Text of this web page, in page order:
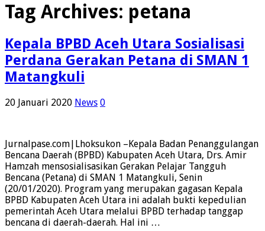
Tag Archives: petana
Kepala BPBD Aceh Utara Sosialisasi
Perdana Gerakan Petana di SMAN 1
Matangkuli
20 Januari 2020 News 0
Jurnalpase.com|Lhoksukon –Kepala Badan Penanggulangan
Bencana Daerah (BPBD) Kabupaten Aceh Utara, Drs. Amir
Hamzah mensosialisasikan Gerakan Pelajar Tangguh
Bencana (Petana) di SMAN 1 Matangkuli, Senin
(20/01/2020). Program yang merupakan gagasan Kepala
BPBD Kabupaten Aceh Utara ini adalah bukti kepedulian
pemerintah Aceh Utara melalui BPBD terhadap tanggap
bencana di daerah-daerah. Hal ini …